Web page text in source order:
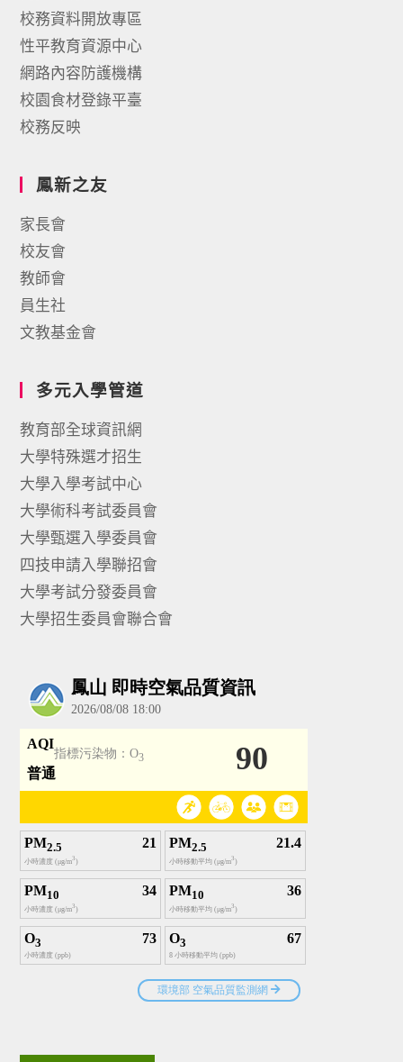
校務資料開放專區
性平教育資源中心
網路內容防護機構
校園食材登錄平臺
校務反映
鳳新之友
家長會
校友會
教師會
員生社
文教基金會
多元入學管道
教育部全球資訊網
大學特殊選才招生
大學入學考試中心
大學術科考試委員會
大學甄選入學委員會
四技申請入學聯招會
大學考試分發委員會
大學招生委員會聯合會